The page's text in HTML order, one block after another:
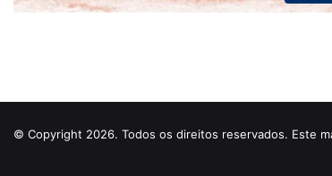
© Copyright 2026. Todos os direitos reservados. Este